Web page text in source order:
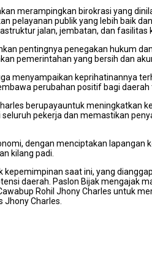
merampingkan birokrasi yang
pelayanan publik yang lebih baik
jalan, jembatan, dan fasilitas
pentingnya penegakan hukum
pemerintahan yang bersih dan
menyampaikan keprihatinannya
perubahan positif bagi daerah
berupayauntuk meningkatkan
pekerja dan memastikan
dengan menciptakan lapangan
kilang padi.
kepemimpinan saat ini, yang
daerah. Paslon Bijak mengajak
Rohil Jhony Charles untuk
Jhony Charles.